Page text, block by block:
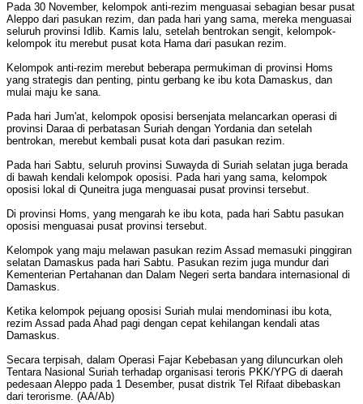
Pada 30 November, kelompok anti-rezim menguasai sebagian besar pusat
Aleppo dari pasukan rezim, dan pada hari yang sama, mereka menguasai
seluruh provinsi Idlib. Kamis lalu, setelah bentrokan sengit, kelompok-
kelompok itu merebut pusat kota Hama dari pasukan rezim.
Kelompok anti-rezim merebut beberapa permukiman di provinsi Homs
yang strategis dan penting, pintu gerbang ke ibu kota Damaskus, dan
mulai maju ke sana.
Pada hari Jum'at, kelompok oposisi bersenjata melancarkan operasi di
provinsi Daraa di perbatasan Suriah dengan Yordania dan setelah
bentrokan, merebut kembali pusat kota dari pasukan rezim.
Pada hari Sabtu, seluruh provinsi Suwayda di Suriah selatan juga berada
di bawah kendali kelompok oposisi. Pada hari yang sama, kelompok
oposisi lokal di Quneitra juga menguasai pusat provinsi tersebut.
Di provinsi Homs, yang mengarah ke ibu kota, pada hari Sabtu pasukan
oposisi menguasai pusat provinsi tersebut.
Kelompok yang maju melawan pasukan rezim Assad memasuki pinggiran
selatan Damaskus pada hari Sabtu. Pasukan rezim juga mundur dari
Kementerian Pertahanan dan Dalam Negeri serta bandara internasional di
Damaskus.
Ketika kelompok pejuang oposisi Suriah mulai mendominasi ibu kota,
rezim Assad pada Ahad pagi dengan cepat kehilangan kendali atas
Damaskus.
Secara terpisah, dalam Operasi Fajar Kebebasan yang diluncurkan oleh
Tentara Nasional Suriah terhadap organisasi teroris PKK/YPG di daerah
pedesaan Aleppo pada 1 Desember, pusat distrik Tel Rifaat dibebaskan
dari terorisme. (AA/Ab)